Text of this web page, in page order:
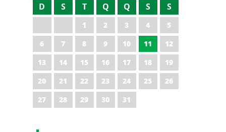
D S T Q Q S S
1 2 3 4
5
6
7 8 9 10 11
12
13
14 15 16 17 18
19
20
21 22 23 24 25
26
27
28 29 30 31